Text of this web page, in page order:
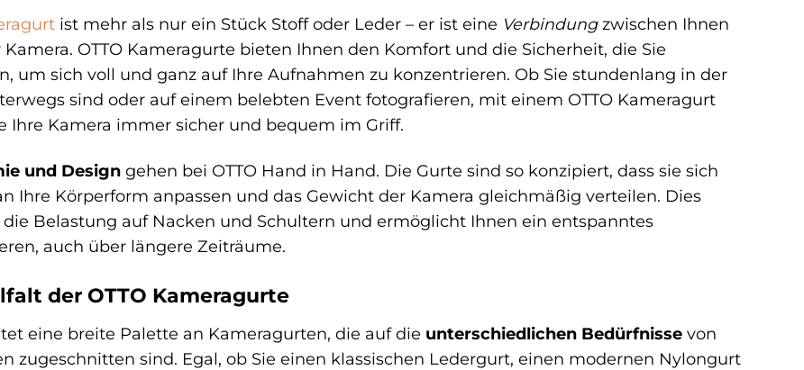
ist mehr als nur ein Stück Stoff oder Leder – er ist eine Verbindungzwischen Ihnen
Kamera. OTTO Kameragurte bieten Ihnen den Komfort und die Sicherheit, die Sie
um sich voll und ganz auf Ihre Aufnahmen zu konzentrieren. Ob Sie stundenlang in der
sind oder auf einem belebten Event fotografieren, mit einem OTTO Kameragurt
Ihre Kamera immer sicher und bequem im Griff.
und Designgehen bei OTTO Hand in Hand. Die Gurte sind so konzipiert, dass sie sich
Ihre Körperform anpassen und das Gewicht der Kamera gleichmäßig verteilen. Dies
Belastung auf Nacken und Schultern und ermöglicht Ihnen ein entspanntes
auch über längere Zeiträume.
der OTTO Kameragurte
eine breite Palette an Kameragurten, die auf die unterschiedlichen Bedürfnissevon
zugeschnitten sind. Egal, ob Sie einen klassischen Ledergurt, einen modernen Nylongurt